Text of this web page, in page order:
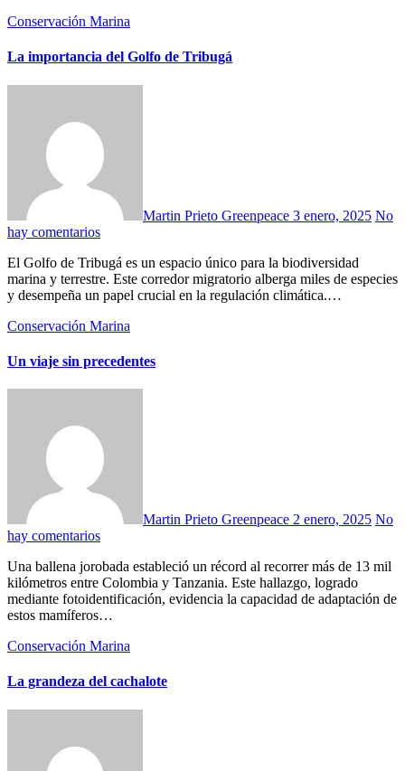
Conservación Marina
La importancia del Golfo de Tribugá
Martin Prieto Greenpeace 3 enero, 2025 No
hay comentarios
El Golfo de Tribugá es un espacio único para la biodiversidad
marina y terrestre. Este corredor migratorio alberga miles de especies
y desempeña un papel crucial en la regulación climática.…
Conservación Marina
Un viaje sin precedentes
Martin Prieto Greenpeace 2 enero, 2025 No
hay comentarios
Una ballena jorobada estableció un récord al recorrer más de 13 mil
kilómetros entre Colombia y Tanzania. Este hallazgo, logrado
mediante fotoidentificación, evidencia la capacidad de adaptación de
estos mamíferos…
Conservación Marina
La grandeza del cachalote